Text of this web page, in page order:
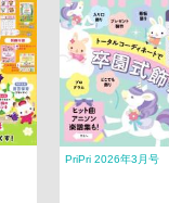
PriPri 2026年3月号